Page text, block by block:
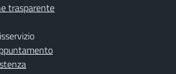
trasparente